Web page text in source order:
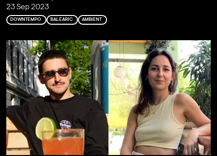
23 Sep 2023
DOWNTEMPO BALEARIC AMBIENT